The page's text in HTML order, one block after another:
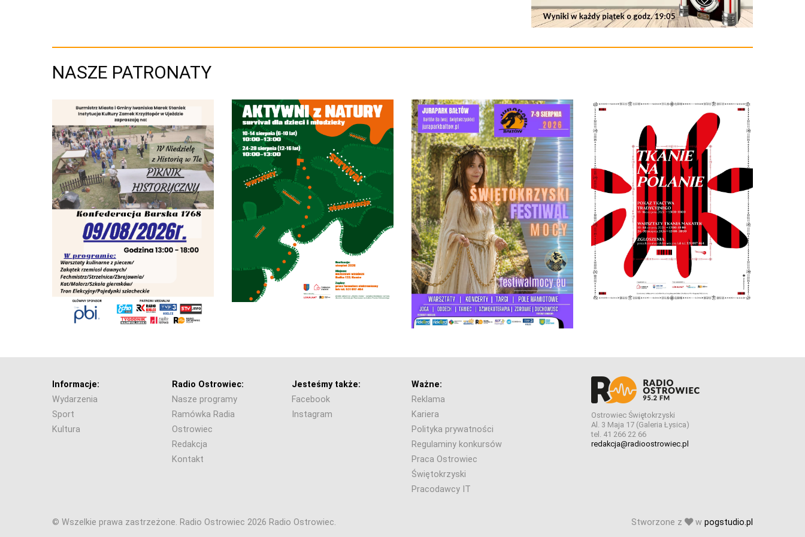
NASZE PATRONATY
Informacje:
Wydarzenia
Sport
Kultura
Radio Ostrowiec:
Nasze programy
Ramówka Radia
Ostrowiec
Redakcja
Kontakt
Jesteśmy także:
Facebook
Instagram
Ważne:
Reklama
Kariera
Polityka prywatności
Regulaminy konkursów
Praca Ostrowiec
Świętokrzyski
Pracodawcy IT
Ostrowiec Świętokrzyski
Al. 3 Maja 17 (Galeria Łysica)
tel. 41 266 22 66
redakcja@radioostrowiec.pl
© Wszelkie prawa zastrzeżone. Radio Ostrowiec 2026 Radio Ostrowiec. Stworzone z w pogstudio.pl